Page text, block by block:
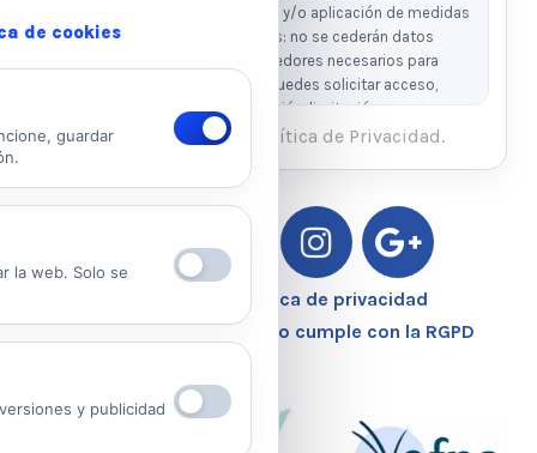
consentimiento del interesado y/o aplicación de medidas
precontractuales. Destinatarios: no se cederán datos
salvo obligación legal o proveedores necesarios para
prestar el servicio. Derechos: puedes solicitar acceso,
rectificación, supresión, oposición, limitación y
portabilidad escribiendo al email legal indicado.
Ver Política de Cookies
He leído y acepto la Política de Privacidad.
Aviso Legal – Política de privacidad
Nuestro Centro Sanitario cumple con la RGPD
de cookies
guardar
la web. Solo se
y publicidad